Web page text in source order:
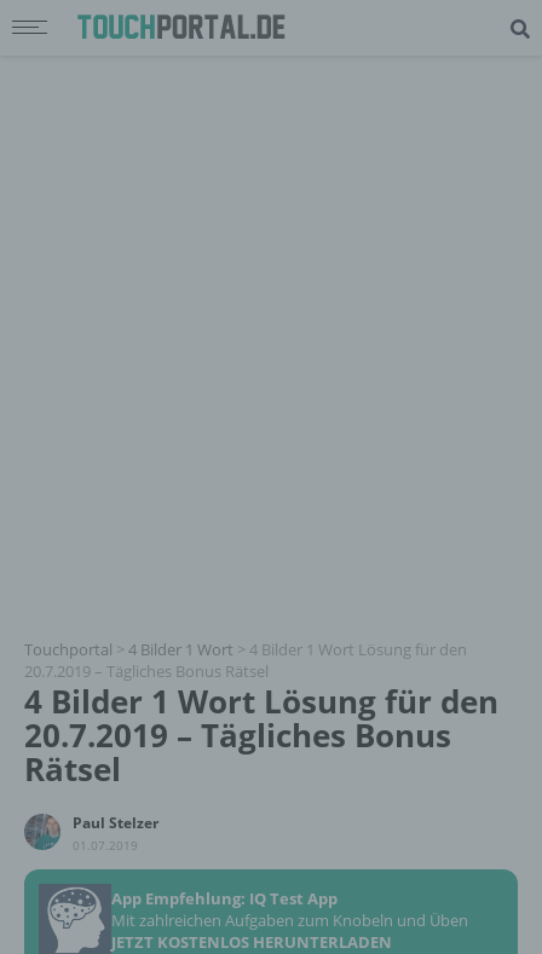
Touchportal > 4 Bilder 1 Wort > 4 Bilder 1 Wort Lösung für den
20.7.2019 – Tägliches Bonus Rätsel
4 Bilder 1 Wort Lösung für den
20.7.2019 – Tägliches Bonus
Rätsel
Paul Stelzer
01.07.2019
App Empfehlung: IQ Test App
Mit zahlreichen Aufgaben zum Knobeln und Üben
JETZT KOSTENLOS HERUNTERLADEN